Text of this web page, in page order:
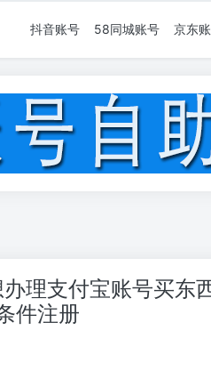
抖音账号 58同城账号 京东
理支付宝账号买东
件注册